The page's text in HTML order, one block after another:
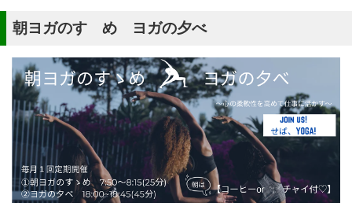
朝ヨガのすゝめ ヨガの夕べ